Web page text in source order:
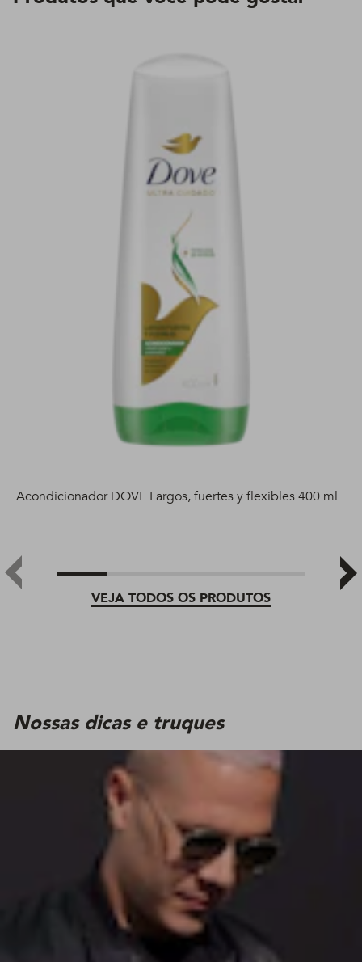
VEJA TODOS OS PRODUTOS
Acondicionador DOVE Largos, fuertes y flexibles 400 ml
Nossas dicas e truques